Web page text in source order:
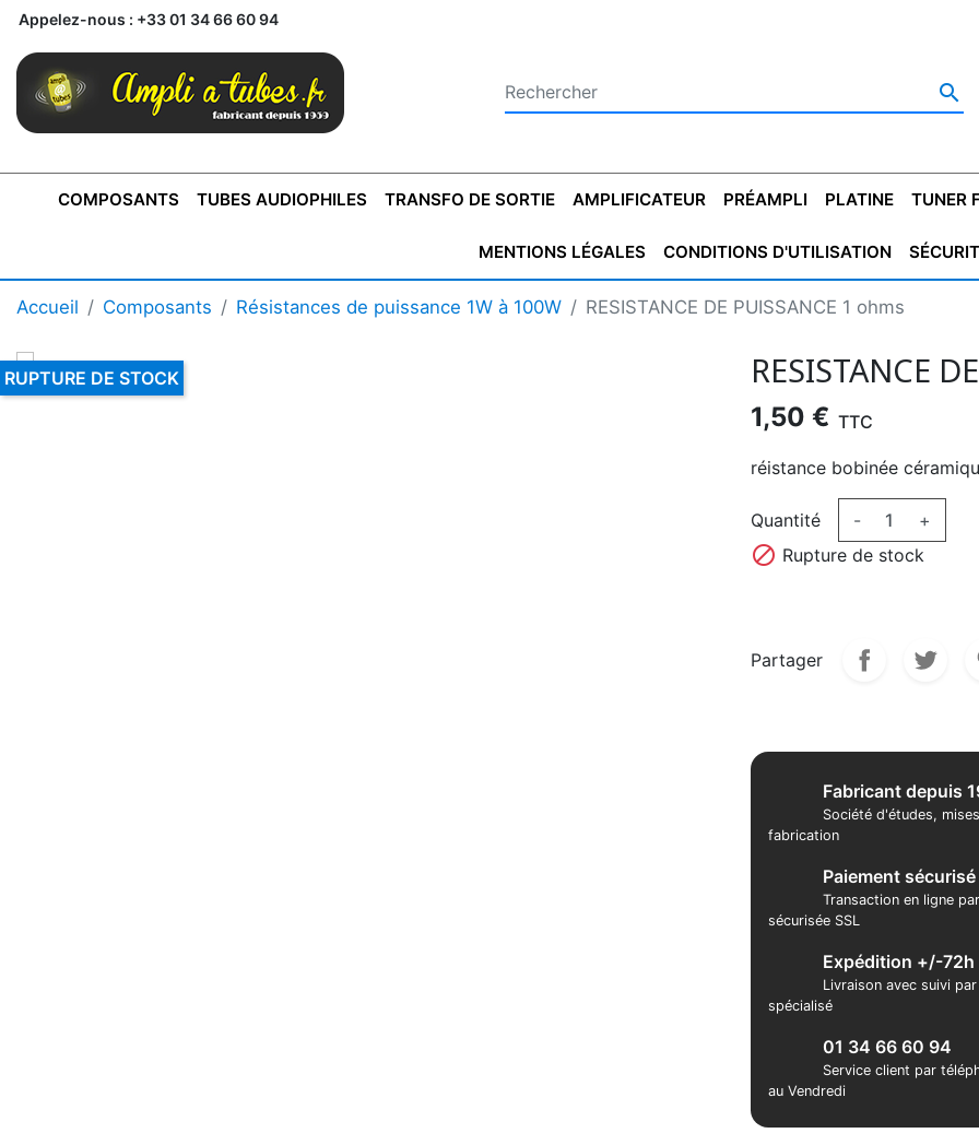
Appelez-nous : +33 01 34 66 60 94

COMPOSANTS
BONTONS
AXE 4MM
BONTONS
AXE 6MM
COFFRET
COFFRET
CONDENSATEUR
CONDENSATEUR
STYROFLEX
CONDENSATEUR
CONDENSATEUR
TUBES AUDIOPHILES TRANSFO DE SORTIE
TRANSFORMATEUR DE SORTIE DE
CLASSE "A" SINGLE
TRANSFORMATEUR DE SORTIE
TYPE PUSH PULL
TRANSFO DE SORTIE
TRANSFO LINE
AMPLIFICATEUR
AMPLI MONO AMPLI STÉRÉO
PRÉAMPLI PLATINE TUNER
AMPLIFICATEURS LECTEURS CD PRÉAMPLI AVEC TUNER PLATINES VINYLES MAGNÉTOPHONE TUNER
SUPRAVOX FERTIN
MENTIONS LÉGALES CONDITIONS D'UTILISATION
Accueil Composants Résistances de puissance 1W à 100W RESISTANCE DE PUISSANCE 1 ohms
RUPTURE DE STOCK RESISTANCE
1,50 € TTC
réistance bobinée
Quantité - +
 Rupture de stock
Partager
Fabricant depuis
Société d'études,
fabrication
Paiement sécurisé
Transaction en ligne
sécurisée SSL
Expédition +/-72h
Livraison avec suivi
spécialisé
01 34 66 60 94
Service client par
au Vendredi